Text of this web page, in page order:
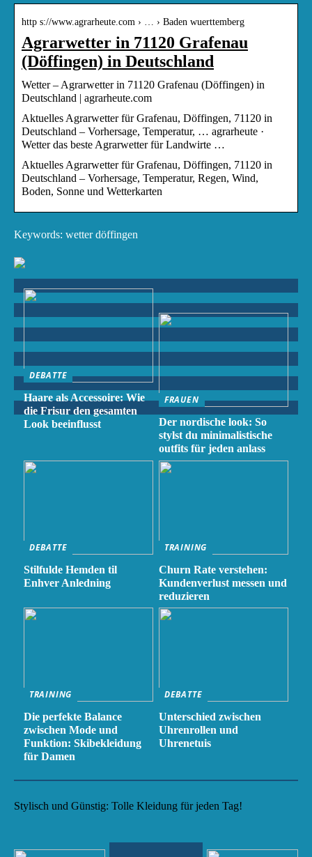
http s://www.agrarheute.com › … › Baden wuerttemberg
Agrarwetter in 71120 Grafenau
(Döffingen) in Deutschland
Wetter – Agrarwetter in 71120 Grafenau (Döffingen) in
Deutschland | agrarheute.com
Aktuelles Agrarwetter für Grafenau, Döffingen, 71120 in
Deutschland – Vorhersage, Temperatur, … agrarheute ·
Wetter das beste Agrarwetter für Landwirte …
Aktuelles Agrarwetter für Grafenau, Döffingen, 71120 in
Deutschland – Vorhersage, Temperatur, Regen, Wind,
Boden, Sonne und Wetterkarten
Keywords: wetter döffingen
DEBATTE
Haare als Accessoire: Wie
die Frisur den gesamten
Look beeinflusst
FRAUEN
Der nordische look: So
stylst du minimalistische
outfits für jeden anlass
DEBATTE
Stilfulde Hemden til
Enhver Anledning
TRAINING
Churn Rate verstehen:
Kundenverlust messen und
reduzieren
TRAINING
Die perfekte Balance
zwischen Mode und
Funktion: Skibekleidung
für Damen
DEBATTE
Unterschied zwischen
Uhrenrollen und
Uhrenetuis
Stylisch und Günstig: Tolle Kleidung für jeden Tag!